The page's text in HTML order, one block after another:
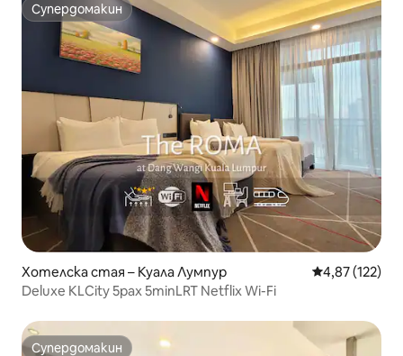
Супердомакин
Супердомакин
Хотелска стая – Куала Лумпур Средна
4,87 (122)
Deluxe KLCity 5pax 5minLRT Netflix Wi-Fi
Супердомакин